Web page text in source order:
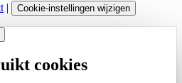
| Cookie-instellingen wijzigen
cookies